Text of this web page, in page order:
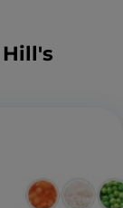
Hill's